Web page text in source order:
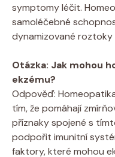
symptomy léčit.
samoléčebné
dynamizované roztoky
Otázka:⁢ Jak mohou‌
ekzému?
Odpověď:
tím, že‍ pomáhají
příznaky spojené s
podpořit imunitní
faktory, které mohou